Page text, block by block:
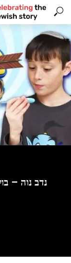
נדב נוה – בול